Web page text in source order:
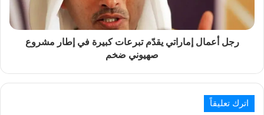
رجل أعمال إماراتي يقدّم تبرعات كبيرة في إطار مشروع
صهيوني ضخم
اترك تعليقاً